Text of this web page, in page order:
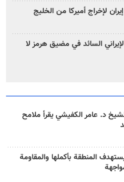
لإخراج أميركا من الخليج
السائد في مضيق هرمز لا
د. عامر الكفيشي يقرأ ملامح
المنطقة بأكملها والمقاومة